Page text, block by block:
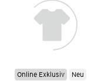
Online Exklusiv
Neu